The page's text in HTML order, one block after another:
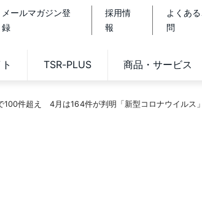
メールマガジン登
録
採用情
報
よくあ
問
TSR-PLUS 商品・サービス
100件超え 4月は164件が判明「新型コロナウイルス